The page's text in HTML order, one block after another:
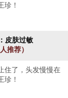
珍！
皮肤过敏
推荐）
住了，头发慢慢在
珍！